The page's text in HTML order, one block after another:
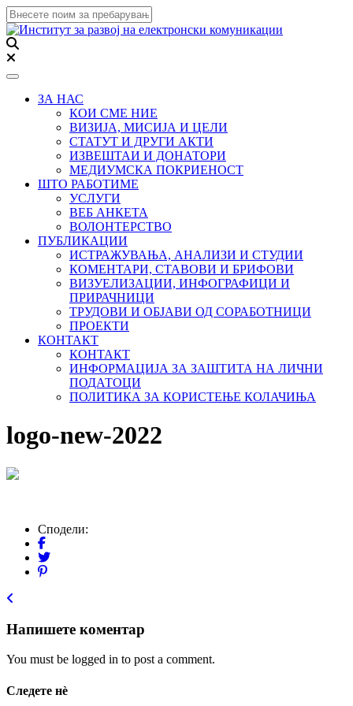
Toggle navigation
ЗА НАС
КОИ СМЕ НИЕ
ВИЗИЈА, МИСИЈА И ЦЕЛИ
СТАТУТ И ДРУГИ АКТИ
ИЗВЕШТАИ И ДОНАТОРИ
МЕДИУМСКА ПОКРИЕНОСТ
ШТО РАБОТИМЕ
УСЛУГИ
ВЕБ АНКЕТА
ВОЛОНТЕРСТВО
ПУБЛИКАЦИИ
ИСТРАЖУВАЊА, АНАЛИЗИ И СТУДИИ
КОМЕНТАРИ, СТАВОВИ И БРИФОВИ
ВИЗУЕЛИЗАЦИИ, ИНФОГРАФИЦИ И
ПРИРАЧНИЦИ
ТРУДОВИ И ОБЈАВИ ОД СОРАБОТНИЦИ
ПРОЕКТИ
КОНТАКТ
КОНТАКТ
ИНФОРМАЦИЈА ЗА ЗАШТИТА НА ЛИЧНИ
ПОДАТОЦИ
ПОЛИТИКА ЗА КОРИСТЕЊЕ КОЛАЧИЊА
logo-new-2022
Сподели:
Напишете коментар
You must be logged in to post a comment.
Следете нѐ